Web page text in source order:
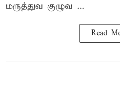
மருத்துவ குழுவ ...
Read